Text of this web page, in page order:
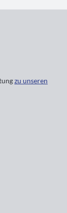
zu unseren